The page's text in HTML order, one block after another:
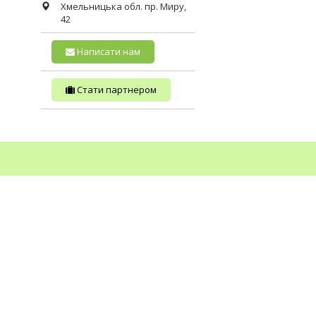
Хмельницька обл. пр. Миру,
42
Написати нам
Стати партнером